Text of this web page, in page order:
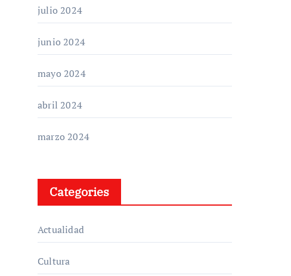
julio 2024
junio 2024
mayo 2024
abril 2024
marzo 2024
Categories
Actualidad
Cultura